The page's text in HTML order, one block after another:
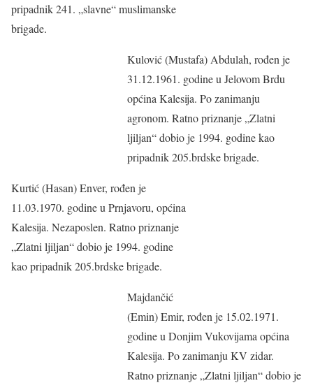
pripadnik 241. „slavne“ muslimanske
brigade.
Kulović (Mustafa) Abdulah, rođen je
31.12.1961. godine u Jelovom Brdu
općina Kalesija. Po zanimanju
agronom. Ratno priznanje „Zlatni
ljiljan“ dobio je 1994. godine kao
pripadnik 205.brdske brigade.
Kurtić (Hasan) Enver, rođen je
11.03.1970. godine u Prnjavoru, općina
Kalesija. Nezaposlen. Ratno priznanje
„Zlatni ljiljan“ dobio je 1994. godine
kao pripadnik 205.brdske brigade.
Majdančić
(Emin) Emir, rođen je 15.02.1971.
godine u Donjim Vukovijama općina
Kalesija. Po zanimanju KV zidar.
Ratno priznanje „Zlatni ljiljan“ dobio je